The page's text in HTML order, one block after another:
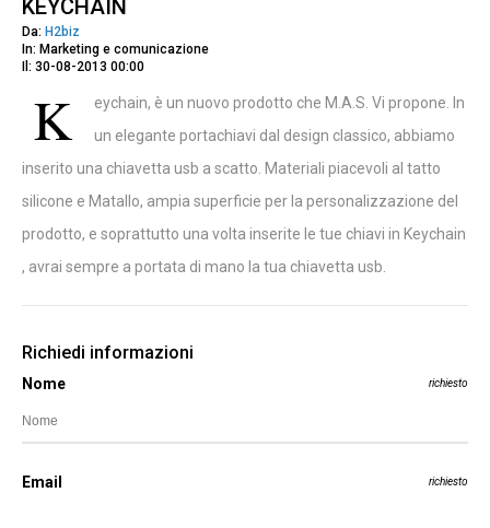
KEYCHAIN
Da: H2biz
In: Marketing e comunicazione
Il: 30-08-2013 00:00
K
eychain, è un nuovo prodotto che M.A.S. Vi propone. In
un elegante portachiavi dal design classico, abbiamo
inserito una chiavetta usb a scatto. Materiali piacevoli al tatto
silicone e Matallo, ampia superficie per la personalizzazione del
prodotto, e soprattutto una volta inserite le tue chiavi in Keychain
, avrai sempre a portata di mano la tua chiavetta usb.
Richiedi informazioni
Nome richiesto
Email richiesto